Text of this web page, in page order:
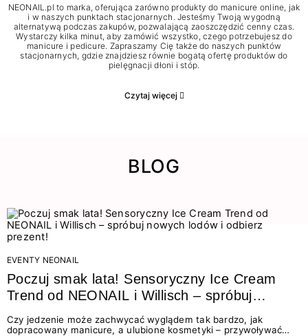
NEONAIL.pl to marka, oferująca zarówno produkty do manicure online, jak
i w naszych punktach stacjonarnych. Jesteśmy Twoją wygodną
alternatywą podczas zakupów, pozwalającą zaoszczędzić cenny czas.
Wystarczy kilka minut, aby zamówić wszystko, czego potrzebujesz do
manicure i pedicure. Zapraszamy Cię także do naszych punktów
stacjonarnych, gdzie znajdziesz równie bogatą ofertę produktów do
pielęgnacji dłoni i stóp.
Czytaj więcej
BLOG
EVENTY NEONAIL
Poczuj smak lata! Sensoryczny Ice Cream
Trend od NEONAIL i Willisch – spróbuj
nowych lodów i odbierz prezent!
Czy jedzenie może zachwycać wyglądem tak bardzo, jak
dopracowany manicure, a ulubione kosmetyki – przywoływać